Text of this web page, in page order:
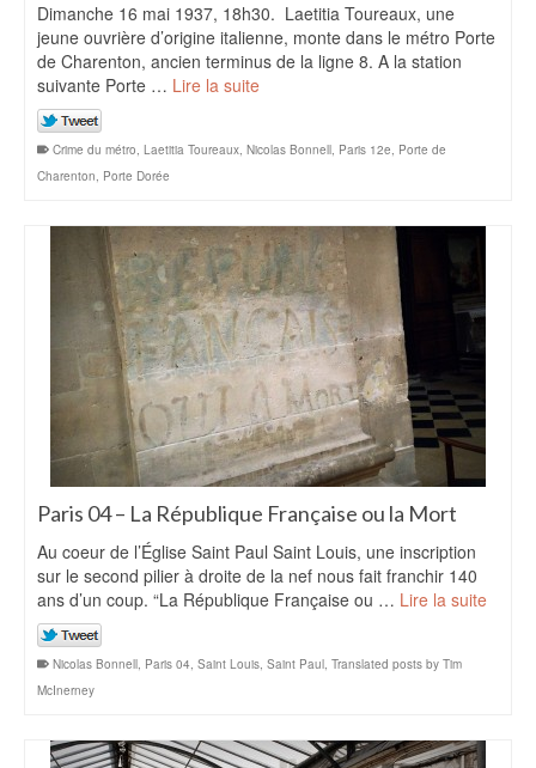
Dimanche 16 mai 1937, 18h30. Laetitia Toureaux, une
jeune ouvrière d’origine italienne, monte dans le métro Porte
de Charenton, ancien terminus de la ligne 8. A la station
suivante Porte … Lire la suite
Crime du métro, Laetitia Toureaux, Nicolas Bonnell, Paris 12e, Porte de
Charenton, Porte Dorée
Paris 04 – La République Française ou la Mort
Au coeur de l’Église Saint Paul Saint Louis, une inscription
sur le second pilier à droite de la nef nous fait franchir 140
ans d’un coup. “La République Française ou … Lire la suite
Nicolas Bonnell, Paris 04, Saint Louis, Saint Paul, Translated posts by Tim
McInerney